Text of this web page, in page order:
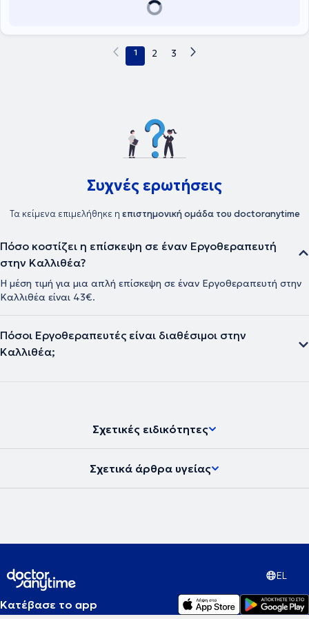
1 2 3
Συχνές ερωτήσεις
Τα κείμενα επιμελήθηκε η επιστημονική ομάδα του doctoranytime
Πόσο κοστίζει η επίσκεψη σε έναν Εργοθεραπευτή
στην Καλλιθέα?
Η μέση τιμή για μια απλή επίσκεψη σε έναν Εργοθεραπευτή στην
Καλλιθέα είναι 43€.
Πόσοι Εργοθεραπευτές είναι διαθέσιμοι στην
Καλλιθέα;
Σχετικές ειδικότητες
Σχετικά άρθρα υγείας
EL
Κατέβασε το app